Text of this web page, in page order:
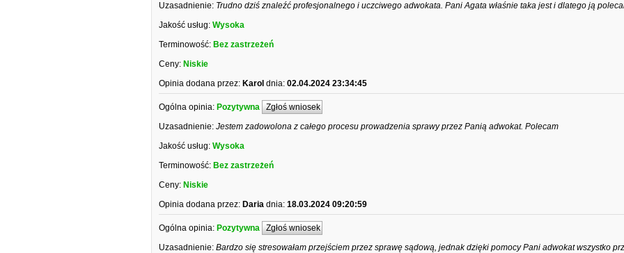
Uzasadnienie: Trudno dziś znaleźć profesjonalnego i uczciwego adwokata. Pani Agata właśnie taka jest i dlatego ją
Jakość usług: Wysoka
Terminowość: Bez zastrzeżeń
Ceny: Niskie
Opinia dodana przez: Karol dnia: 02.04.2024 23:34:45
Ogólna opinia: Pozytywna Zgłoś wniosek
Uzasadnienie: Jestem zadowolona z całego procesu prowadzenia sprawy przez Panią adwokat. Polecam
Jakość usług: Wysoka
Terminowość: Bez zastrzeżeń
Ceny: Niskie
Opinia dodana przez: Daria dnia: 18.03.2024 09:20:59
Ogólna opinia: Pozytywna Zgłoś wniosek
Uzasadnienie: Bardzo się stresowałam przejściem przez sprawę sądową, jednak dzięki pomocy Pani adwokat wszystko